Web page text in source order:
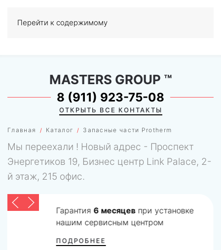
Перейти к содержимому
0
Главная Каталог Запасные части Protherm
MASTERS GROUP ™
8 (911) 923-75-08
ОТКРЫТЬ ВСЕ КОНТАКТЫ
Мы переехали ! Новый адрес - Проспект
Энергетиков 19, Бизнес центр Link Palace, 2-
й этаж, 215 офис.
Гарантия 6 месяцевпри установке
нашим сервисным центром
ПОДРОБНЕЕ